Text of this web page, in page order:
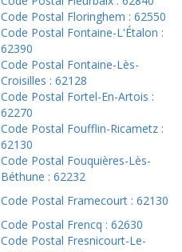
Code Postal Floringhem : 62550
Code Postal Fontaine-L'Étalon :
62390
Code Postal Fontaine-Lès-
Croisilles : 62128
Code Postal Fortel-En-Artois :
62270
Code Postal Foufflin-Ricametz :
62130
Code Postal Fouquières-Lès-
Béthune : 62232
Code Postal Framecourt : 62130
Code Postal Frencq : 62630
Code Postal Fresnicourt-Le-